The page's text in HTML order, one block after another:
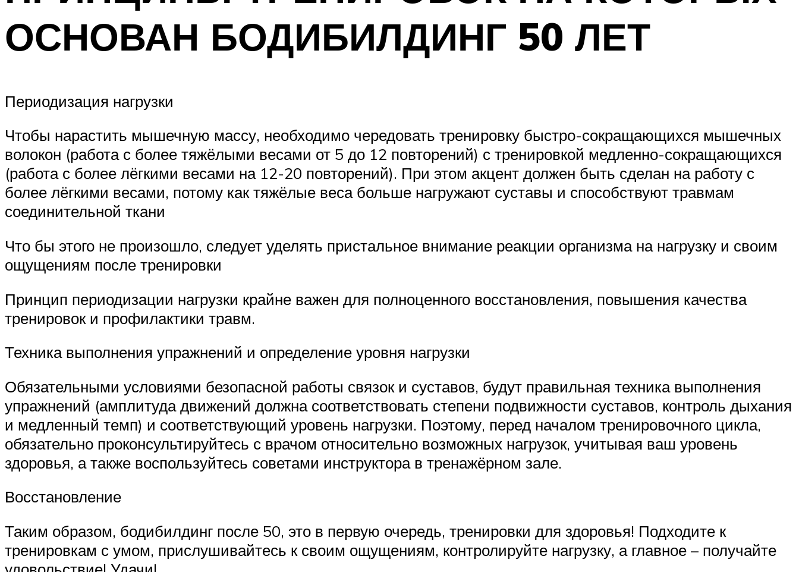
ОСНОВАН БОДИБИЛДИНГ 50 ЛЕТ
Периодизация нагрузки
Чтобы нарастить мышечную массу, необходимо чередовать тренировку быстро-сокращающихся мышечных
волокон (работа с более тяжёлыми весами от 5 до 12 повторений) с тренировкой медленно-сокращающихся
(работа с более лёгкими весами на 12-20 повторений). При этом акцент должен быть сделан на работу с
более лёгкими весами, потому как тяжёлые веса больше нагружают суставы и способствуют травмам
соединительной ткани
Что бы этого не произошло, следует уделять пристальное внимание реакции организма на нагрузку и своим
ощущениям после тренировки
Принцип периодизации нагрузки крайне важен для полноценного восстановления, повышения качества
тренировок и профилактики травм.
Техника выполнения упражнений и определение уровня нагрузки
Обязательными условиями безопасной работы связок и суставов, будут правильная техника выполнения
упражнений (амплитуда движений должна соответствовать степени подвижности суставов, контроль дыхания
и медленный темп) и соответствующий уровень нагрузки. Поэтому, перед началом тренировочного цикла,
обязательно проконсультируйтесь с врачом относительно возможных нагрузок, учитывая ваш уровень
здоровья, а также воспользуйтесь советами инструктора в тренажёрном зале.
Восстановление
Таким образом, бодибилдинг после 50, это в первую очередь, тренировки для здоровья! Подходите к
тренировкам с умом, прислушивайтесь к своим ощущениям, контролируйте нагрузку, а главное – получайте